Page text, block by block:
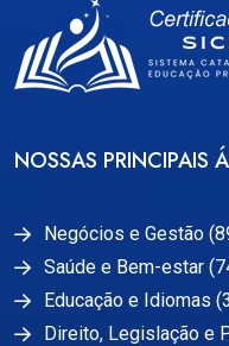
NOSSAS PRINCIPAIS
Negócios e Gestão
Saúde e Bem-estar
Educação e Idiomas
Direito, Legislação e